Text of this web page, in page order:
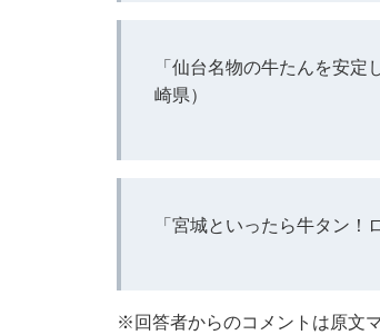
「仙台名物の牛たんを安
崎県）
「宮城といったら牛タン！
※回答者からのコメントは原文